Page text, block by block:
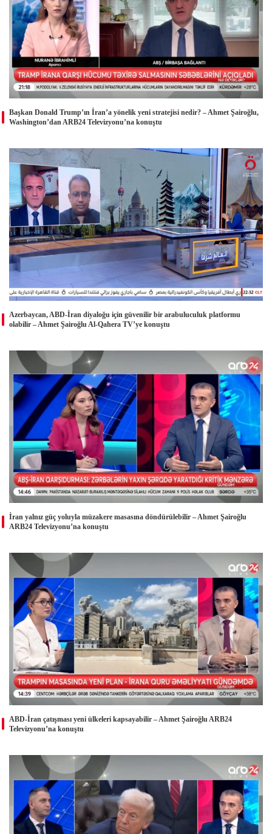
Başkan Donald Trump’ın İran’a yönelik yeni stratejisi nedir? – Ahmet Şairoğlu,
Washington’dan ARB24 Televizyonu’na konuştu
Azerbaycan, ABD-İran diyaloğu için güvenilir bir arabuluculuk platformu
olabilir – Ahmet Şairoğlu Al-Qahera TV’ye konuştu
İran yalnız güç yoluyla müzakere masasına döndürülebilir – Ahmet Şairoğlu
ARB24 Televizyonu’na konuştu
ABD-İran çatışması yeni ülkeleri kapsayabilir – Ahmet Şairoğlu ARB24
Televizyonu’na konuştu